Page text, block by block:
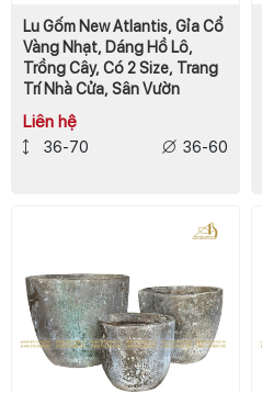
Lu Gốm New Atlantis, Gỉa Cổ
Vàng Nhạt, Dáng Hồ Lô,
Trồng Cây, Có 2 Size, Trang
Trí Nhà Cửa, Sân Vườn
Liên hệ
36-70 36-60